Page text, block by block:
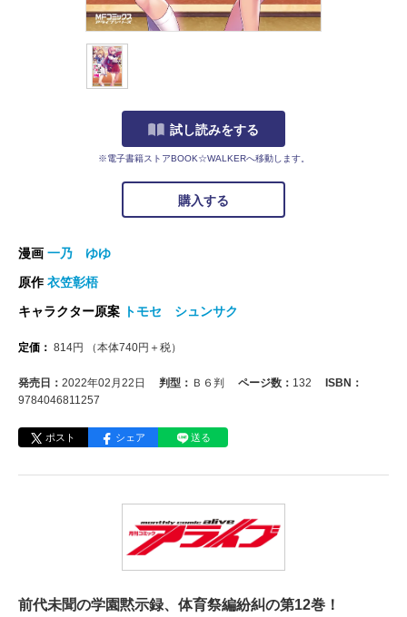
試し読みをする
※電子書籍ストアBOOK☆WALKERへ移動します。
購入する
漫画 一乃 ゆゆ
原作衣笠彰梧
キャラクター原案 トモセ シュンサク
定価： 814円 （本体740円＋税）
発売日： 2022年02月22日 判型： Ｂ６判 ページ数： 132
ISBN：
9784046811257
ポスト シェア 送る
前代未聞の学園黙示録、体育祭編紛糾の第12巻！